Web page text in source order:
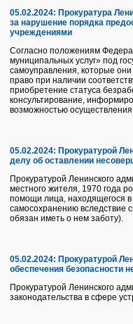
05.02.2024: Прокуратура
за нарушение порядка
учреждениями
Согласно положениям
муниципальных услуг» под
самоуправления, которые
право при наличии
приобретение статуса
консультирование,
возможностью
05.02.2024: Прокуратурой
делу об оставлении
Прокуратурой Ленинского
местного жителя, 1970 года
помощи лица, находящегося
самосохранению вследствие
обязан иметь о нем заботу).
05.02.2024: Прокуратурой
обеспечения безопасности
Прокуратурой Ленинского
законодательства в сфере